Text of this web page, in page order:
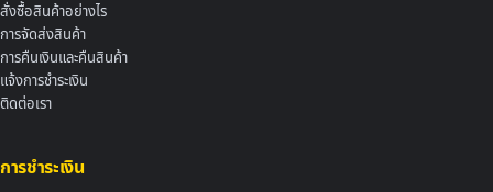
สั่งซื้อสินค้าอย่างไร
การจัดส่งสินค้า
การคืนเงินและคืนสินค้า
แจ้งการชำระเงิน
ติดต่อเรา
การชำระเงิน